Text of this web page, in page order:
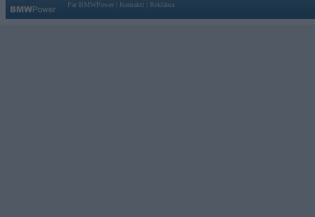
Par BMWPower
Kontakti Reklāma